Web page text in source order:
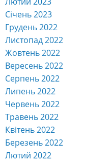
Січень 2023
Грудень 2022
Листопад 2022
Жовтень 2022
Вересень 2022
Серпень 2022
Липень 2022
Червень 2022
Травень 2022
Квітень 2022
Березень 2022
Лютий 2022